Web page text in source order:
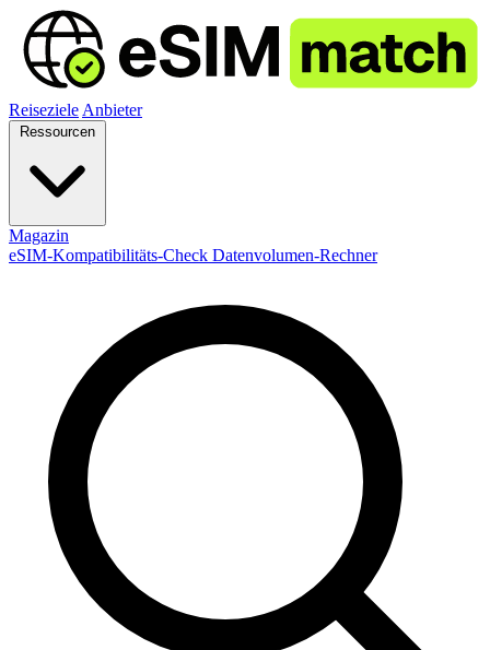
Reiseziele Anbieter
Magazin
eSIM-Kompatibilitäts-Check Datenvolumen-Rechner